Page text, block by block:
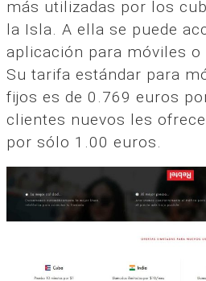
más utilizadas por los
la Isla. A ella se puede
aplicación para móviles o
Su tarifa estándar para
fijos es de 0.769 euros
clientes nuevos les
por sólo 1.00 euros.